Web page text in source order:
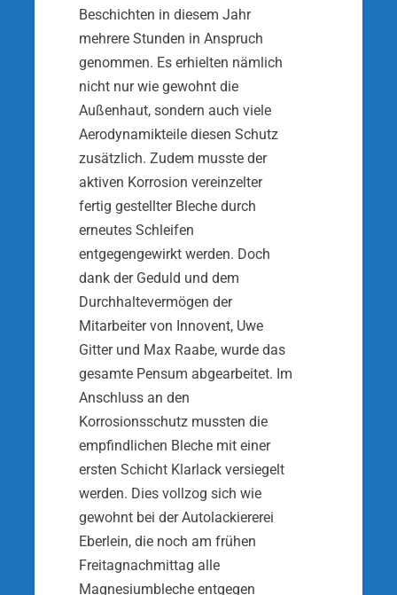
Beschichten in diesem Jahr
mehrere Stunden in Anspruch
genommen. Es erhielten nämlich
nicht nur wie gewohnt die
Außenhaut, sondern auch viele
Aerodynamikteile diesen Schutz
zusätzlich. Zudem musste der
aktiven Korrosion vereinzelter
fertig gestellter Bleche durch
erneutes Schleifen
entgegengewirkt werden. Doch
dank der Geduld und dem
Durchhaltevermögen der
Mitarbeiter von Innovent, Uwe
Gitter und Max Raabe, wurde das
gesamte Pensum abgearbeitet. Im
Anschluss an den
Korrosionsschutz mussten die
empfindlichen Bleche mit einer
ersten Schicht Klarlack versiegelt
werden. Dies vollzog sich wie
gewohnt bei der Autolackiererei
Eberlein, die noch am frühen
Freitagnachmittag alle
Magnesiumbleche entgegen